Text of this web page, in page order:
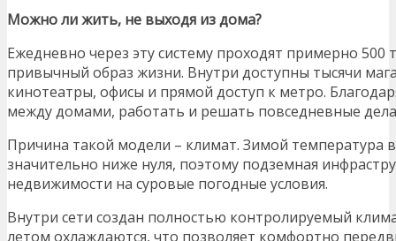
Можно ли жить, не выходя из дома?
Ежедневно через эту систему проходят примерно 500
привычный образ жизни. Внутри доступны тысячи
кинотеатры, офисы и прямой доступ к метро.
между домами, работать и решать повседневные
Причина такой модели – климат. Зимой температура
значительно ниже нуля, поэтому подземная
недвижимости на суровые погодные условия.
Внутри сети создан полностью контролируемый
летом охлаждаются, что позволяет комфортно